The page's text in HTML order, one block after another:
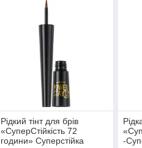
Рідкий тінт для брів
«СуперСтійкість 72
години» Суперстійка
-